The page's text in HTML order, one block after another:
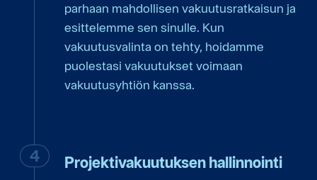
parhaan mahdollisen vakuutusratkaisun ja
esittelemme sen sinulle. Kun
vakuutusvalinta on tehty, hoidamme
puolestasi vakuutukset voimaan
vakuutusyhtiön kanssa.
Projektivakuutuksen hallinnointi